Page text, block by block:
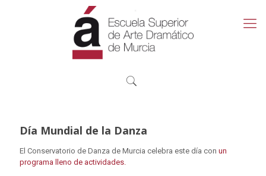
Día Mundial de la Danza
El Conservatorio de Danza de Murcia celebra este día con un
programa lleno de actividades.